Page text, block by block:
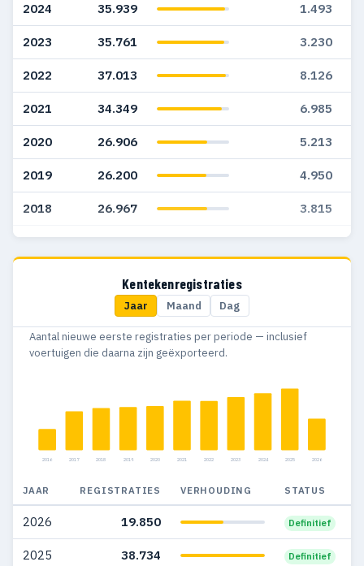
2024 35.939 1.493
2023 35.761 3.230
2022 37.013 8.126
2021 34.349 6.985
2020 26.906 5.213
2019 26.200 4.950
2018 26.967 3.815
2017 24.169 3.783
17.979
2014 18.707 2.654
27.197
2009 5.924 1.154
2008 7.815 702
Kentekenregistraties
Jaar Maand Dag
Aantal nieuwe eerste registraties per periode — inclusief
voertuigen die daarna zijn geëxporteerd.
2016 2017 2018 2019 2020 2021 2022 2023 2024 2025 2026
JAAR REGISTRATIES VERHOUDING STATUS
2026 19.850 Definitief
2025 38.734 Definitief